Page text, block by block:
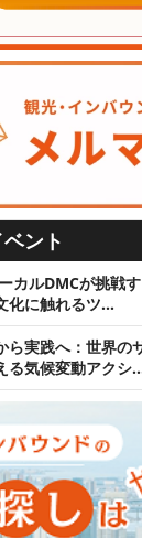
ント
カルDMCが挑戦
に触れるツ…
ら実践へ：世界の
る気候変動アクシ